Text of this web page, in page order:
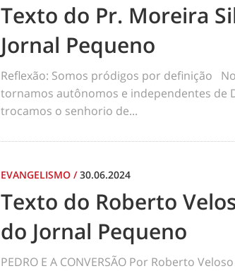
Texto do Pr. Moreira
Jornal Pequeno
Reflexão: Somos pródigos por definição
tornamos autônomos e independentes de
trocamos o senhorio de...
EVANGELISMO /30.06.2024
Texto do Roberto
do Jornal Pequeno
PEDRO E A CONVERSÃO Por Roberto